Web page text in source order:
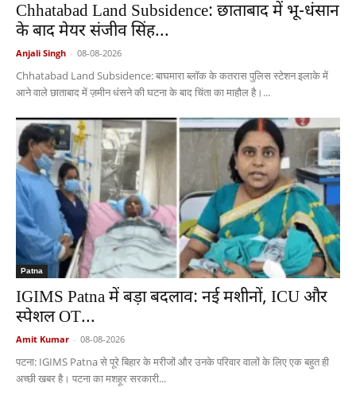
Chhatabad Land Subsidence: छाताबाद में भू-धंसान
के बाद मेयर संजीव सिंह...
Anjali Singh - 08-08-2026
Chhatabad Land Subsidence: बाघमारा ब्लॉक के कतरास पुलिस स्टेशन इलाके में
आने वाले छाताबाद में ज़मीन धंसने की घटना के बाद चिंता का माहौल है।...
Patna
IGIMS Patna में बड़ा बदलाव: नई मशीनों, ICU और
स्पेशल OT...
Amit Kumar - 08-08-2026
पटना: IGIMS Patna से पूरे बिहार के मरीजों और उनके परिवार वालों के लिए एक बहुत ही
अच्छी खबर है। पटना का मशहूर सरकारी...